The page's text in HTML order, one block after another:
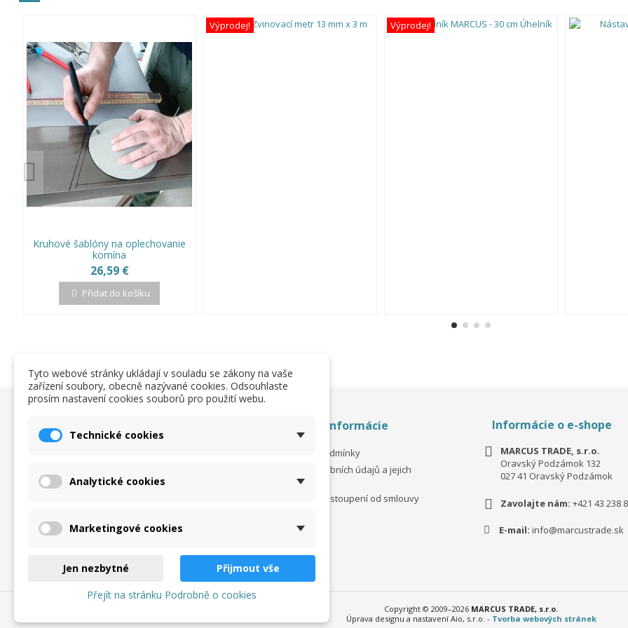
Kruhové šablóny na oplechovanie
komína
26,59 €
Přidat do košíku
Výprodej! Výprodej!
Užitočné informácie
Velikostní tabulka
Obchodné informácie
Obchodní podmínky
Ochrana osobních údajů a jejich
zpracování
Podmínky odstoupení od smlouvy
Informácie o e-shope
MARCUS TRADE, s.r.o.
Oravský Podzámok 132
027 41 Oravský Podzámok
Zavolajte nám: +421 43 238
E-mail: info@marcustrade.sk
Copyright © 2009–2026 MARCUS TRADE, s.r.o.
Úprava designu a nastavení Aio, s.r.o. - Tvorba webových stránek
Tyto webové stránky ukládají v souladu se zákony na vaše
zařízení soubory, obecně nazývané cookies. Odsouhlaste
prosím nastavení cookies souborů pro použití webu.
Technické cookies
Analytické cookies
Marketingové cookies
Jen nezbytné
Přijmout vše
Přejít na stránku Podrobně o cookies